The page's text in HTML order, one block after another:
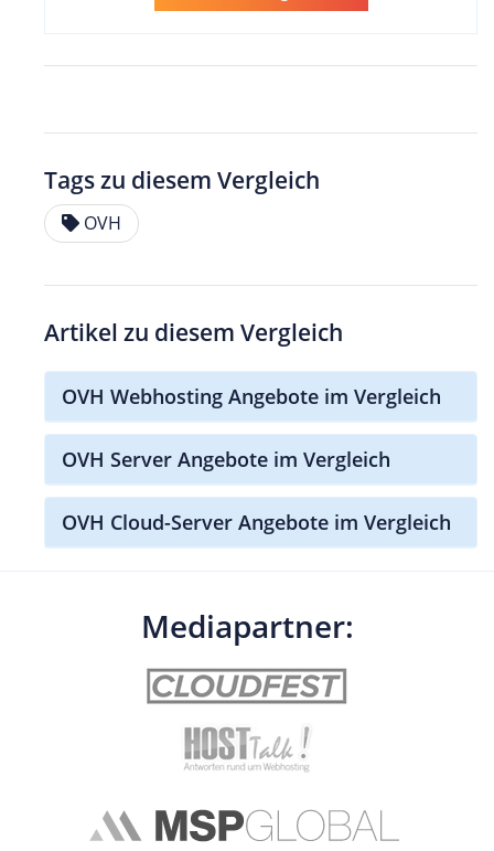
Tags zu diesem Vergleich
OVH
Artikel zu diesem Vergleich
OVH Webhosting Angebote im Vergleich
OVH Server Angebote im Vergleich
OVH Cloud-Server Angebote im Vergleich
Mediapartner: